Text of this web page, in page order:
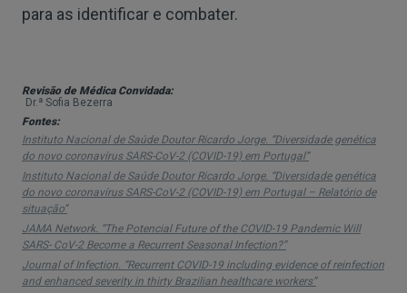
para as identificar e combater.
Revisão de Médica Convidada:
Dr.ª Sofia Bezerra
Fontes:
Instituto Nacional de Saúde Doutor Ricardo Jorge. “Diversidade genética
do novo coronavírus SARS-CoV-2 (COVID-19) em Portugal”
Instituto Nacional de Saúde Doutor Ricardo Jorge. “Diversidade genética
do novo coronavírus SARS-CoV-2 (COVID-19) em Portugal – Relatório de
situação”
JAMA Network. “The Potencial Future of the COVID-19 Pandemic Will
SARS- CoV-2 Become a Recurrent Seasonal Infection?”
Journal of Infection. “Recurrent COVID-19 including evidence of reinfection
and enhanced severity in thirty Brazilian healthcare workers”